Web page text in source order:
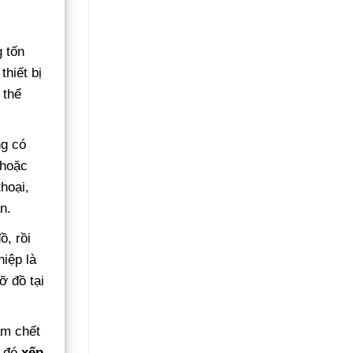
tốn
bị
thể
có
rồi
là
đồ tại
chết